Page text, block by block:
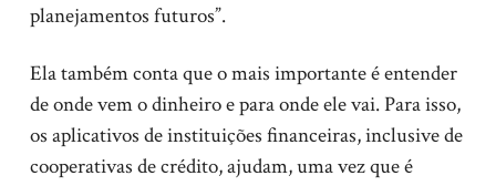
planejamentos futuros”.
Ela também conta que o mais importante é entender
de onde vem o dinheiro e para onde ele vai. Para isso,
os aplicativos de instituições financeiras, inclusive de
cooperativas de crédito, ajudam, uma vez que é